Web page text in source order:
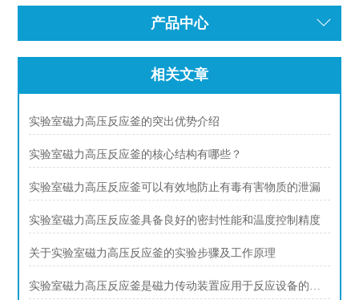
产品中心
相关文章
实验室磁力高压反应釜的突出优势介绍
实验室磁力高压反应釜的核心结构有哪些？
实验室磁力高压反应釜可以有效地防止有毒有害物质的泄漏
实验室磁力高压反应釜具备良好的密封性能和温度控制精度
关于实验室磁力高压反应釜的实验步骤及工作原理
实验室磁力高压反应釜是磁力传动装置应用于反应设备的典型创新